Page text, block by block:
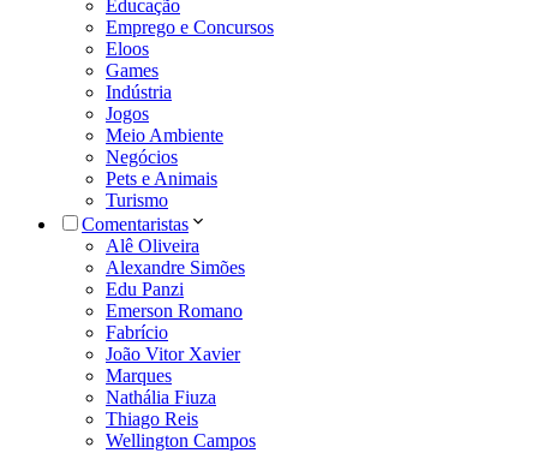
Educação
Emprego e Concursos
Eloos
Games
Indústria
Jogos
Meio Ambiente
Negócios
Pets e Animais
Turismo
Comentaristas
Alê Oliveira
Alexandre Simões
Edu Panzi
Emerson Romano
Fabrício
João Vitor Xavier
Marques
Nathália Fiuza
Thiago Reis
Wellington Campos